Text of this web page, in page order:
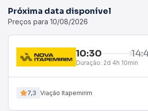
Próxima data disponível
Preços para 10/08/2026
10:30
Duração: 2d 4h 10min
7,3 Viação Itapemirim